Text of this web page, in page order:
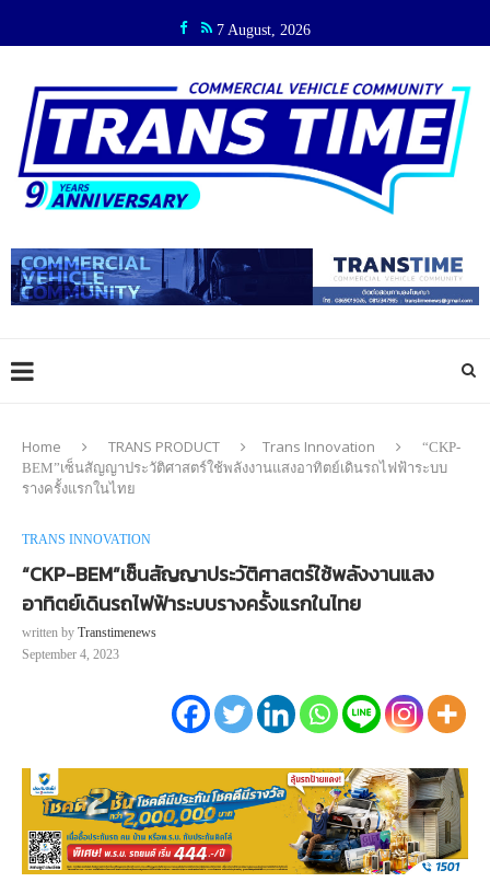
7 August, 2026
Home TRANS PRODUCT Trans Innovation
“CKP-
BEM”เซ็นสัญญาประวัติศาสตร์ใช้พลังงานแสงอาทิตย์เดินรถไฟฟ้าระบบ
รางครั้งแรกในไทย
TRANS INNOVATION
“CKP-BEM”เซ็นสัญญาประวัติศาสตร์ใช้พลังงานแสง
อาทิตย์เดินรถไฟฟ้าระบบรางครั้งแรกในไทย
written by Transtimenews
September 4, 2023